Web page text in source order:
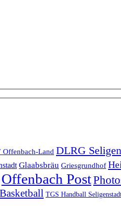
Land DLRG
Glaabsbräu Griesgrundhof
Offenbach Post
TGS Handball